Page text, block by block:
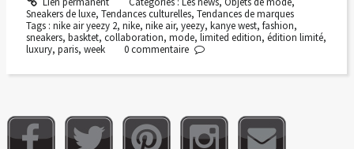
Sneakers de luxe, Tendances culturelles, Tendances de marques
Tags : nike air yeezy 2, nike, nike air, yeezy, kanye west, fashion,
sneakers, basktet, collaboration, mode, limited edition, édition limité,
luxury, paris, week 0commentaire